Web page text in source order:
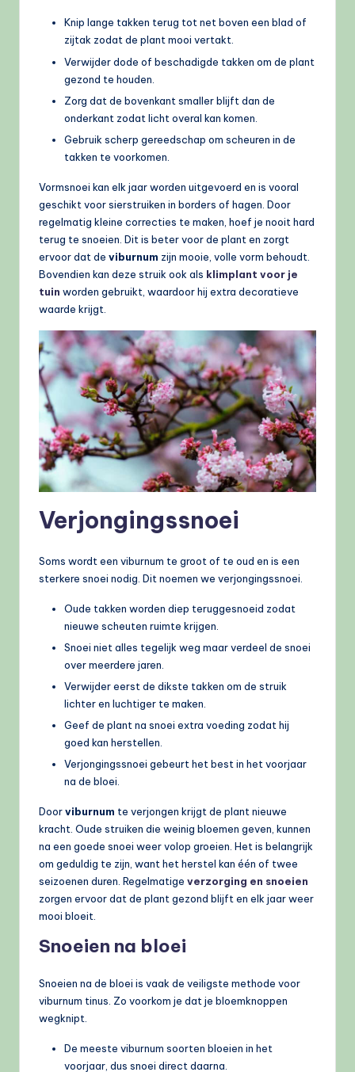
Knip lange takken terug tot net boven een blad of
zijtak zodat de plant mooi vertakt.
Verwijder dode of beschadigde takken om de plant
gezond te houden.
Zorg dat de bovenkant smaller blijft dan de
onderkant zodat licht overal kan komen.
Gebruik scherp gereedschap om scheuren in de
takken te voorkomen.
Vormsnoei kan elk jaar worden uitgevoerd en is vooral
geschikt voor sierstruiken in borders of hagen. Door
regelmatig kleine correcties te maken, hoef je nooit hard
terug te snoeien. Dit is beter voor de plant en zorgt
ervoor dat de viburnum zijn mooie, volle vorm behoudt.
Bovendien kan deze struik ook als klimplant voor je
tuin worden gebruikt, waardoor hij extra decoratieve
waarde krijgt.
Verjongingssnoei
Soms wordt een viburnum te groot of te oud en is een
sterkere snoei nodig. Dit noemen we verjongingssnoei.
Oude takken worden diep teruggesnoeid zodat
nieuwe scheuten ruimte krijgen.
Snoei niet alles tegelijk weg maar verdeel de snoei
over meerdere jaren.
Verwijder eerst de dikste takken om de struik
lichter en luchtiger te maken.
Geef de plant na snoei extra voeding zodat hij
goed kan herstellen.
Verjongingssnoei gebeurt het best in het voorjaar
na de bloei.
Doorviburnum te verjongen krijgt de plant nieuwe
kracht. Oude struiken die weinig bloemen geven, kunnen
na een goede snoei weer volop groeien. Het is belangrijk
om geduldig te zijn, want het herstel kan één of twee
seizoenen duren. Regelmatige verzorging en snoeien
zorgen ervoor dat de plant gezond blijft en elk jaar weer
mooi bloeit.
Snoeien na bloei
Snoeien na de bloei is vaak de veiligste methode voor
viburnum tinus. Zo voorkom je dat je bloemknoppen
wegknipt.
De meeste viburnum soorten bloeien in het
voorjaar, dus snoei direct daarna.